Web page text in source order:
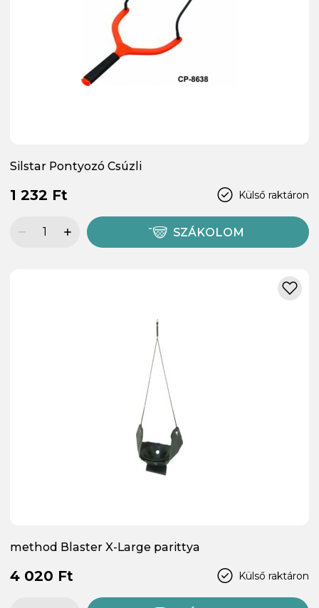
Silstar Pontyozó Csúzli
Külső raktáron
1 232 Ft
SZÁKOLOM
method Blaster X-Large parittya
Külső raktáron
4 020 Ft